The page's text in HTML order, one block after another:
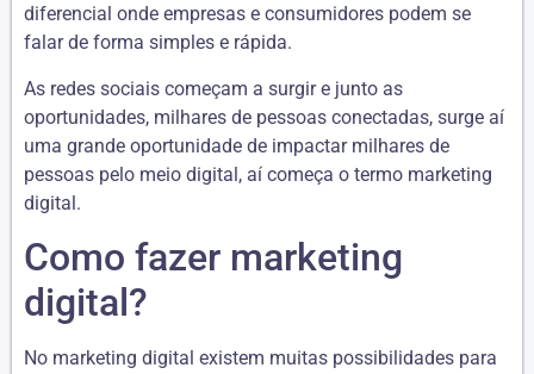
diferencial onde empresas e consumidores podem se
falar de forma simples e rápida.
As redes sociais começam a surgir e junto as
oportunidades, milhares de pessoas conectadas, surge aí
uma grande oportunidade de impactar milhares de
pessoas pelo meio digital, aí começa o termo marketing
digital.
Como fazer marketing
digital?
No marketing digital existem muitas possibilidades para